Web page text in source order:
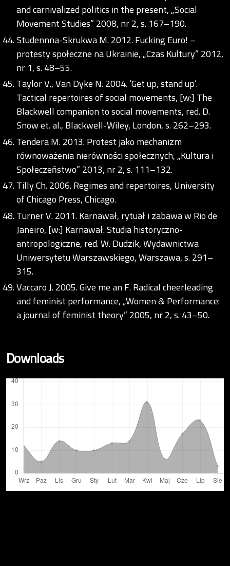
and carnivalized politics in the present, „Social
Movement Studies” 2008, nr 2, s. 167–190.
Studennna-Skrukwa M. 2012. Fucking Euro! –
protesty społeczne na Ukrainie, „Czas Kultury” 2012,
nr 1, s. 48–55.
Taylor V., Van Dyke N. 2004. ‘Get up, stand up’.
Tactical repertoires of social movements, [w:] The
Blackwell companion to social movements, red. D.
Snow et. al., Blackwell-Wiley, London, s. 262–293.
Tendera M. 2013. Protest jako mechanizm
równoważenia nierówności społecznych, „Kultura i
Społeczeństwo” 2013, nr 2, s. 111–132.
Tilly Ch. 2006. Regimes and repertoires, University
of Chicago Press, Chicago.
Turner V. 2011. Karnawał, rytuał i zabawa w Rio de
Janeiro, [w:] Karnawał. Studia historyczno-
antropologiczne, red. W. Dudzik, Wydawnictwa
Uniwersytetu Warszawskiego, Warszawa, s. 291–
315.
Vaccaro J. 2005. Give me an F. Radical cheerleading
and feminist performance, „Women & Performance:
a journal of feminist theory” 2005, nr 2, s. 43–50.
Downloads